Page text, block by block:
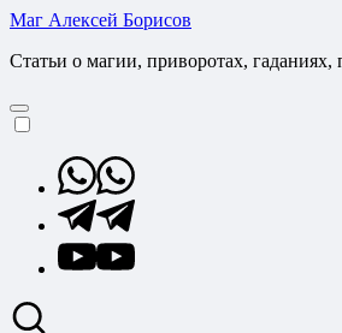
Перейти
содержимому
Маг Алексей Борисов
Статьи о магии, приворотах, гаданиях,
Whatsapp
Telegram
YouTube